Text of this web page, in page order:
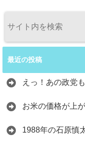
最近の投稿
えっ！あの政党
お米の価格が上
1988年の石原慎